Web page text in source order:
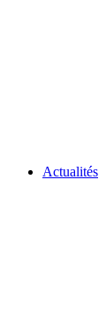
Actualités